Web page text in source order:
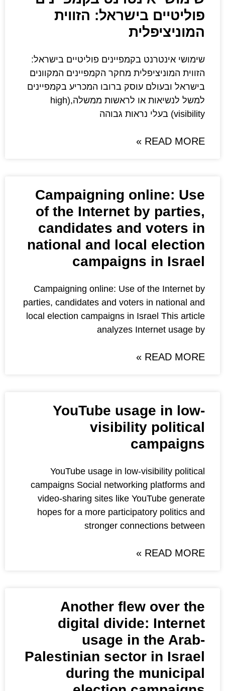
הזווית
בקמפיינים פוליטיים בישראל:
מחקר הקמפיינים המקוונים
ברובו המכריע בקמפיינים
למשל לנשיאות או לראשות ממשלה,(high
Campaigning
of the Internet
candidates
national and
Campaigning online: Use
parties, candidates and
local election campaigns in
analyzes
YouTube
YouTube usage in low-
campaigns Social
video-sharing sites like
hopes for a more
stronger
Another
digital
usage in
Palestinian
during the